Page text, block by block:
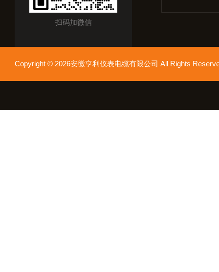
扫码加微信
Copyright © 2026安徽亨利仪表电缆有限公司 All Rights